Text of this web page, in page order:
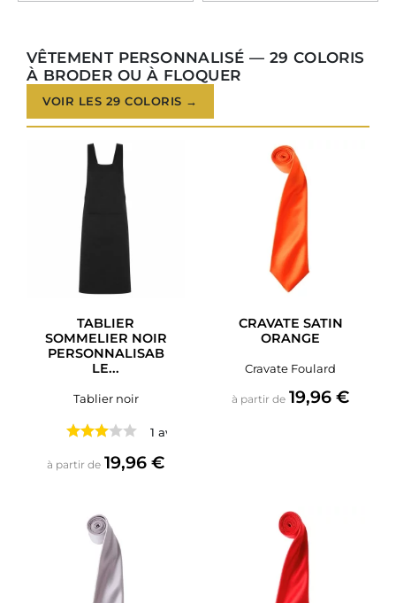
VÊTEMENT PERSONNALISÉ — 29 COLORIS
À BRODER OU À FLOQUER
VOIR LES 29 COLORIS →
TABLIER
SOMMELIER NOIR
PERSONNALISAB
LE...
Tablier noir
1 avis
à partir de Prix
19,96 €
CRAVATE SATIN
ORANGE
Cravate Foulard
à partir de Prix
19,96 €